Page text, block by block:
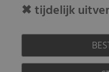
✖ tijdelijk